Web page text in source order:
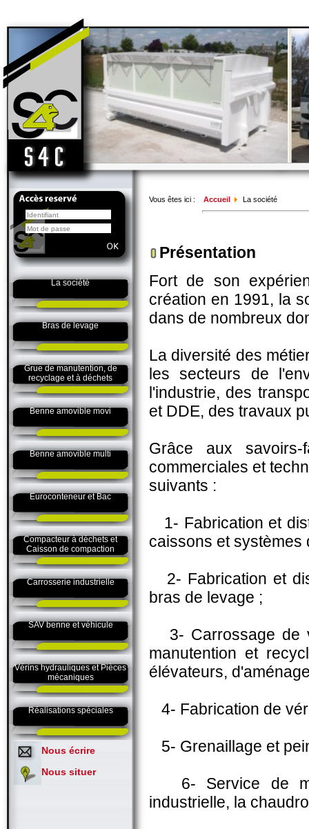
La société
Bras de levage
Grue de manutention, de
recyclage et à déchets
Benne amovible movi
Benne amovible multi
Euroconteneur et Bac
Compacteur à déchets et
Caisson de compaction
Carrosserie industrielle
SAV benne et véhicule
Vérins hydrauliques et Pièces
mécaniques
Réalisations spéciales
Nous écrire
Nous situer
Vous êtes ici : Accueil La société
Présentation
Fort de son
création en 1991, la
dans de nombreux
La diversité des
les secteurs de
l'industrie, des
et DDE, des travaux
Grâce aux
commerciales et
suivants :
1- Fabrication et
caissons et systèmes
2- Fabrication et
bras de levage ;
3- Carrossage de
manutention et
élévateurs,
4- Fabrication de
5- Grenaillage et
6- Service de
industrielle, la